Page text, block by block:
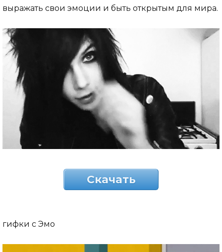
выражать свои эмоции и быть открытым для мира.
Скачать
гифки с Эмо